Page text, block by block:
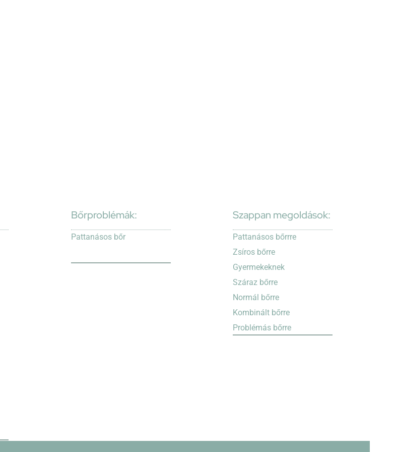
Bőrproblémák:
Pattanásos bőr
Szappan megoldások:
Pattanásos bőrrre
Zsíros bőrre
Gyermekeknek
Száraz bőrre
Normál bőrre
Kombinált bőrre
Problémás bőrre